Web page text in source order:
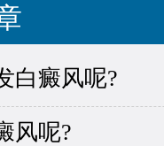
白癜风呢?
风呢?